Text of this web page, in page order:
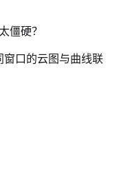
僵硬？
窗口的云图与曲线联